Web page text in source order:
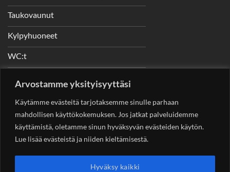
Arvostamme yksityisyyttäsi
Käytämme evästeitä tarjotaksemme sinulle parhaan
mahdollisen käyttökokemuksen. Jos jatkat palveluidemme
käyttämistä, oletamme sinun hyväksyvän evästeiden käytön.
Lue lisää evästeistä ja niiden kieltämisestä.
Hyväksy kaikki
Taukovaunut
Kylpyhuoneet
WC:t
YHTEYSTIEDOT
Helsingin Rakennuskonevuokraus OySotungintie 449,
00890 Helsinki 0400 99 53 63